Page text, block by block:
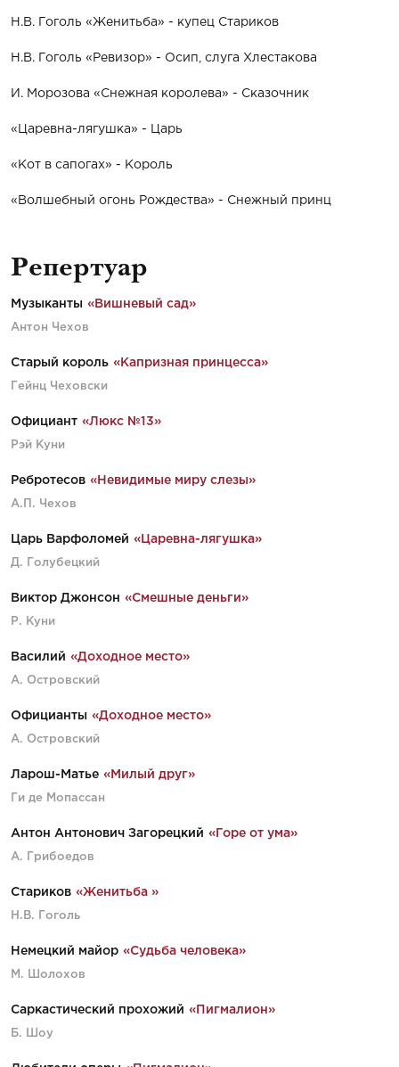
Н.В. Гоголь «Женитьба» - купец Стариков
Н.В. Гоголь «Ревизор» - Осип, слуга Хлестакова
И. Морозова «Снежная королева» - Сказочник
«Царевна-лягушка» - Царь
«Кот в сапогах» - Король
«Волшебный огонь Рождества» - Снежный принц
Репертуар
Музыканты «Вишневый сад»
Антон Чехов
Старый король «Капризная принцесса»
Гейнц Чеховски
Официант «Люкс №13»
Рэй Куни
Ребротесов «Невидимые миру слезы»
А.П. Чехов
Царь Варфоломей «Царевна-лягушка»
Д. Голубецкий
Виктор Джонсон «Смешные деньги»
Р. Куни
Василий «Доходное место»
А. Островский
Официанты «Доходное место»
А. Островский
Ларош-Матье «Милый друг»
Ги де Мопассан
Антон Антонович Загорецкий «Горе от ума»
А. Грибоедов
Стариков «Женитьба »
Н.В. Гоголь
Немецкий майор «Судьба человека»
М. Шолохов
Саркастический прохожий «Пигмалион»
Б. Шоу